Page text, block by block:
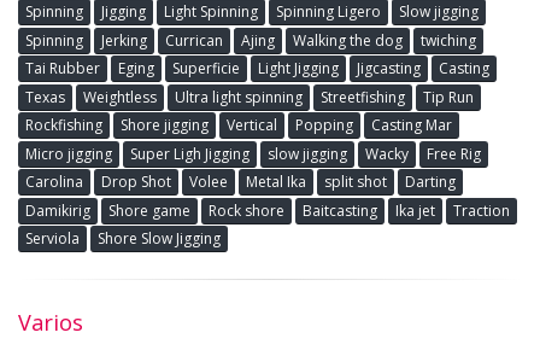
Spinning Jigging Light Spinning Spinning Ligero
Slow jigging
Spinning
Jerking Currican Ajing Walking the dog
twiching
Tai Rubber
Eging Superficie Light Jigging Jigcasting
Casting
Texas
Weightless Ultra light spinning Streetfishing
Tip Run
Rockfishing
Shore jigging Vertical Popping
Casting Mar
Micro jigging
Super Ligh Jigging slow jigging Wacky
Free Rig
Carolina
Drop Shot Volee Metal Ika split shot
Darting
Damikirig
Shore game Rock shore Baitcasting Ika jet
Traction
Serviola
Shore Slow Jigging
Varios